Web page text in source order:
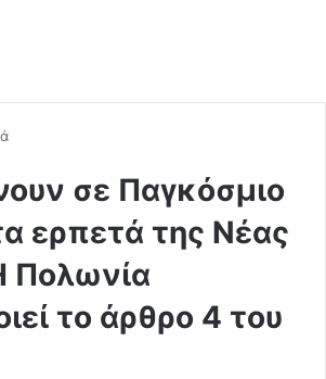
σε Παγκόσμιο
ερπετά της Νέας
Πολωνία
το άρθρο 4 του